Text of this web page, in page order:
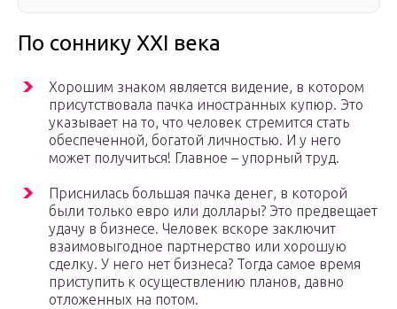
По соннику XXI века
Хорошим знаком является видение, в котором
присутствовала пачка иностранных купюр. Это
указывает на то, что человек стремится стать
обеспеченной, богатой личностью. И у него
может получиться! Главное – упорный труд.
Приснилась большая пачка денег, в которой
были только евро или доллары? Это предвещает
удачу в бизнесе. Человек вскоре заключит
взаимовыгодное партнерство или хорошую
сделку. У него нет бизнеса? Тогда самое время
приступить к осуществлению планов, давно
отложенных на потом.